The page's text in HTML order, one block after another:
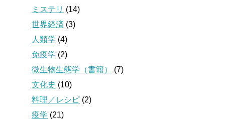
ミステリ (14)
世界経済 (3)
人類学 (4)
免疫学 (2)
微生物生態学（書籍）
(7)
文化史 (10)
料理／レシピ (2)
疫学 (21)